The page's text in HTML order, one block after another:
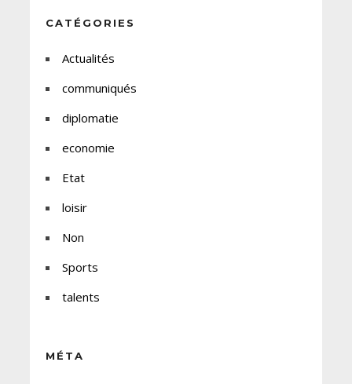
CATÉGORIES
Actualités
communiqués
diplomatie
economie
Etat
loisir
Non
Sports
talents
MÉTA